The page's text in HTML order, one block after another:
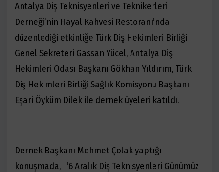
Antalya Diş Teknisyenleri ve Teknikerleri
Derneği’nin Hayal Kahvesi Restoranı’nda
düzenlediği etkinliğe Türk Diş Hekimleri Birliği
Genel Sekreteri Gassan Yücel, Antalya Diş
Hekimleri Odası Başkanı Gökhan Yıldırım, Türk
Diş Hekimleri Birliği Sağlık Komisyonu Başkanı
Eşari Öyküm Dilek ile dernek üyeleri katıldı.
Dernek Başkanı Mehmet Çolak yaptığı
konuşmada, “6 Aralık Diş Teknisyenleri Günümüz